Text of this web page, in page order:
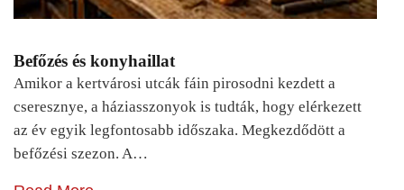
Befőzés és konyhaillat
Amikor a kertvárosi utcák fáin pirosodni kezdett a
cseresznye, a háziasszonyok is tudták, hogy elérkezett
az év egyik legfontosabb időszaka. Megkezdődött a
befőzési szezon. A…